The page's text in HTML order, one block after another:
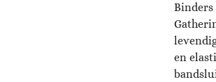
Binders
en